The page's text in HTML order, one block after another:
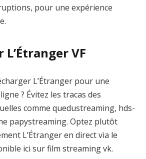
pour une expérience
VF
L’Étranger pour une
? Évitez les tracas des
comme quedustreaming, hds-
papystreaming. Optez plutôt
L’Étranger en direct via le
ici sur film streaming vk.